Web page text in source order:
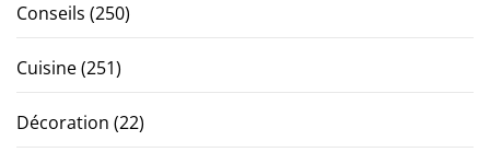
Conseils (250)
Cuisine(251)
Décoration (22)